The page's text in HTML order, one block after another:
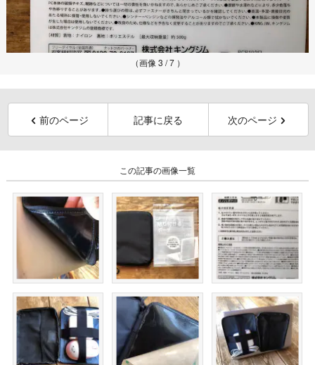
（画像 3 / 7 ）
前のページ 記事に戻る 次のページ
この記事の画像一覧